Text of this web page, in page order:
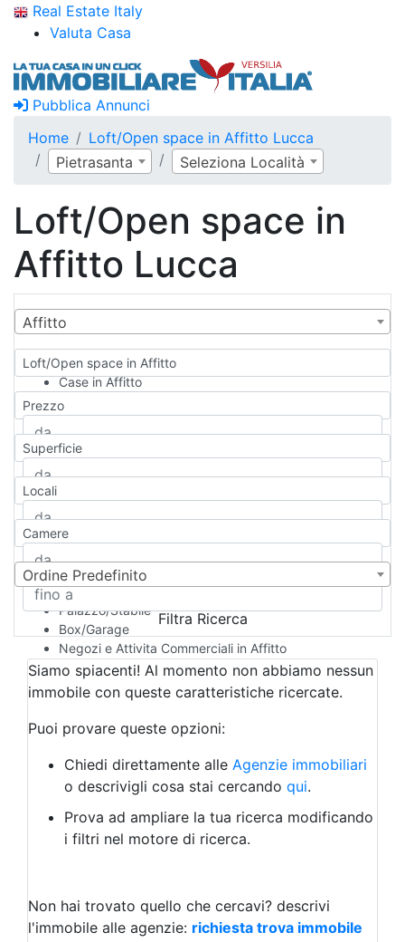
Real Estate Italy
Valuta Casa
Pubblica Annunci
Home
Loft/Open space in Affitto Lucca
Pietrasanta
Seleziona Località
Loft/Open space in
Affitto Lucca
Affitto
Loft/Open space in Affitto
Case in Affitto
Qualsiasi
Appartamento
Casa indipendente
Casa Semi-indipendente
Attico/Mansarda
Rustico/Casale
Camera d'Albergo
Multiproprietà
Palazzo/Stabile
Box/Garage
Negozi e Attivita Commerciali in Affitto
Qualsiasi
Attività/Licenza Commerciale
Azienda Agricola
Bar/Ristorante
Albergo
Laboratorio Artigianale
Negozio/locale commerciale
Agriturismo
Magazzini
Qualsiasi
Terreno edificabile
Prezzo
Superficie
Locali
Camere
Ordine Predefinito
Filtra Ricerca
Siamo spiacenti! Al momento non abbiamo nessun
immobile con queste caratteristiche ricercate.
Puoi provare queste opzioni:
Chiedi direttamente alle Agenzie immobiliari
o descrivigli cosa stai cercando qui.
Prova ad ampliare la tua ricerca modificando
i filtri nel motore di ricerca.
Non hai trovato quello che cercavi? descrivi
l'immobile alle agenzie: richiesta trova immobile